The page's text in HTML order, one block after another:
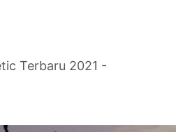
Terbaru 2021 -